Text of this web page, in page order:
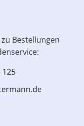
Bestellungen
125